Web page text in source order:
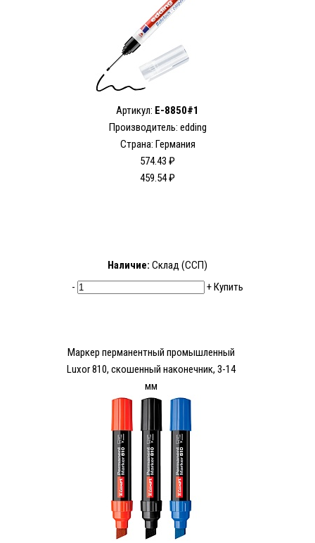
Артикул: E-8850#1
Производитель: edding
Страна: Германия
574.43 ₽
459.54 ₽
Наличие: Склад (ССП)
-
+Купить
Маркер перманентный промышленный
Luxor 810, скошенный наконечник, 3-14
мм